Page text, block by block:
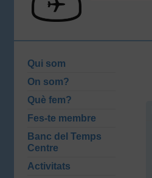
Qui som
On som?
Què fem?
Fes-te membre
Banc del Temps
Centre
Activitats